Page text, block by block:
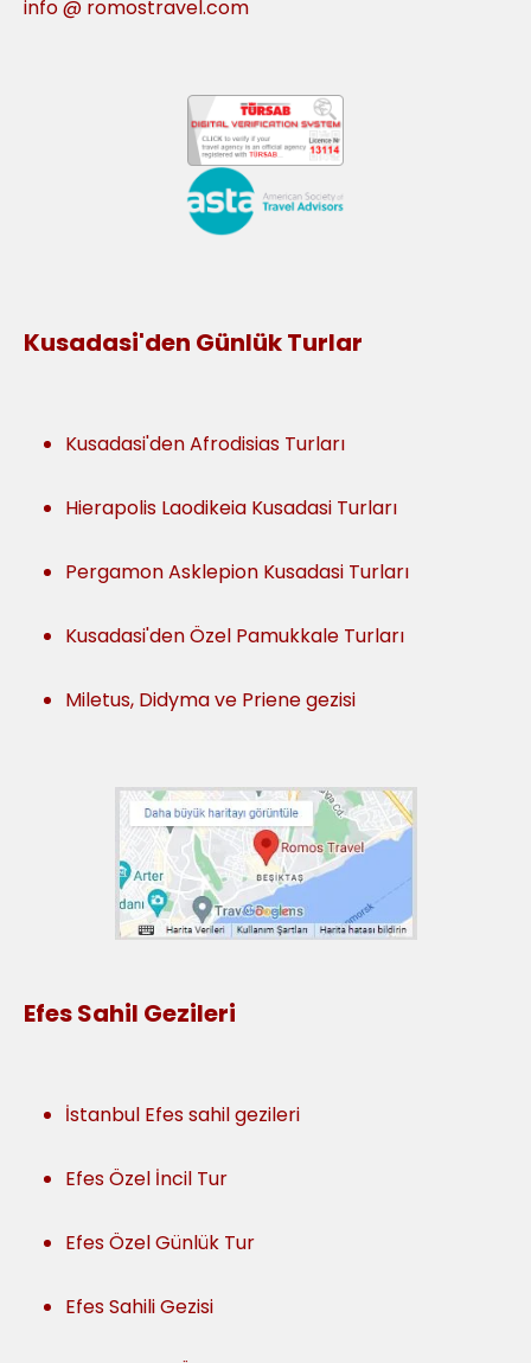
info @ romostravel.com
Kusadasi'den Günlük Turlar
Kusadasi'den Afrodisias Turları
Hierapolis Laodikeia Kusadasi Turları
Pergamon Asklepion Kusadasi Turları
Kusadasi'den Özel Pamukkale Turları
Miletus, Didyma ve Priene gezisi
Efes Sahil Gezileri
İstanbul Efes sahil gezileri
Efes Özel İncil Tur
Efes Özel Günlük Tur
Efes Sahili Gezisi